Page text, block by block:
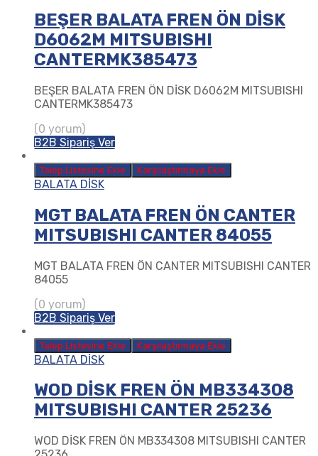
BEŞER BALATA FREN ÖN DİSK
D6062M MITSUBISHI
CANTERMK385473
BEŞER BALATA FREN ÖN DİSK D6062M MITSUBISHI
CANTERMK385473
(0 yorum)
B2B Sipariş Ver
Talep Listesine Ekle Karşılaştırmaya Ekle
BALATA DİSK
MGT BALATA FREN ÖN CANTER
MITSUBISHI CANTER 84055
MGT BALATA FREN ÖN CANTER MITSUBISHI CANTER
84055
(0 yorum)
B2B Sipariş Ver
Talep Listesine Ekle Karşılaştırmaya Ekle
BALATA DİSK
WOD DİSK FREN ÖN MB334308
MITSUBISHI CANTER 25236
WOD DİSK FREN ÖN MB334308 MITSUBISHI CANTER